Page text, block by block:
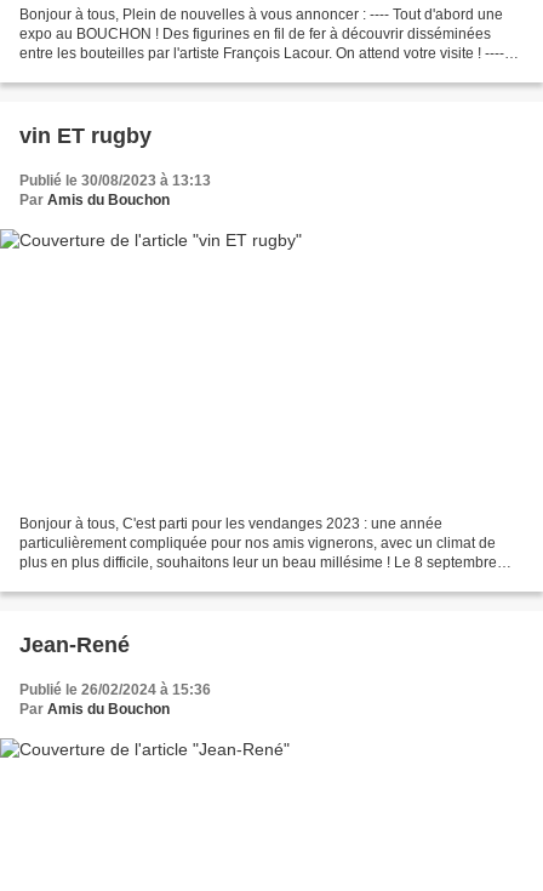
Bonjour à tous, Plein de nouvelles à vous annoncer : ---- Tout d'abord une
expo au BOUCHON ! Des figurines en fil de fer à découvrir disséminées
entre les bouteilles par l'artiste François Lacour. On attend votre visite ! ----
vin ET rugby
Publié le 30/08/2023 à 13:13
Par Amis du Bouchon
Bonjour à tous, C'est parti pour les vendanges 2023 : une année
particulièrement compliquée pour nos amis vignerons, avec un climat de
plus en plus difficile, souhaitons leur un beau millésime ! Le 8 septembre
Jean-René
Publié le 26/02/2024 à 15:36
Par Amis du Bouchon